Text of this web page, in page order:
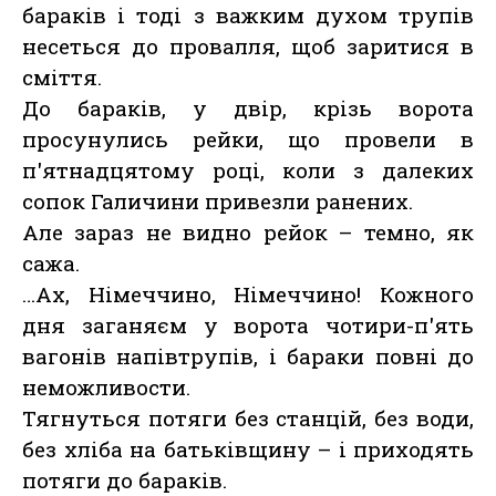
бараків і тоді з важким духом трупів
несеться до провалля, щоб заритися в
сміття.
До бараків, у двір, крізь ворота
просунулись рейки, що провели в
п'ятнадцятому році, коли з далеких
сопок Галичини привезли ранених.
Але зараз не видно рейок – темно, як
сажа.
…Ах, Німеччино, Німеччино! Кожного
дня заганяєм у ворота чотири-п'ять
вагонів напівтрупів, і бараки повні до
неможливости.
Тягнуться потяги без станцій, без води,
без хліба на батьківщину – і приходять
потяги до бараків.